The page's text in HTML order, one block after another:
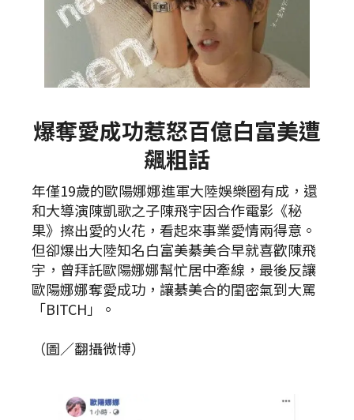
爆奪愛成功惹怒百億白富美遭
飆粗話
年僅19歲的歐陽娜娜進軍大陸娛樂圈有成，還
和大導演陳凱歌之子陳飛宇因合作電影《秘
果》擦出愛的火花，看起來事業愛情兩得意。
但卻爆出大陸知名白富美綦美合早就喜歡陳飛
宇，曾拜託歐陽娜娜幫忙居中牽線，最後反讓
歐陽娜娜奪愛成功，讓綦美合的閨密氣到大罵
「BITCH」。
（圖／翻攝微博）